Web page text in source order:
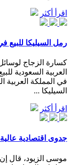
اقرأ أكثر
رمل السيليكا للبيع
كسارة الزجاج لوسائل
في المملكة
السيليكا ...
اقرأ أكثر
جدوى اقتصادية
موسى الزيود، قال